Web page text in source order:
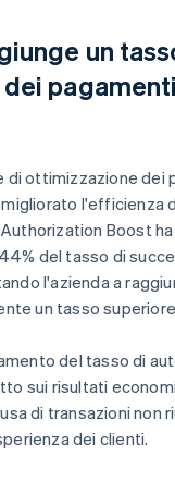
un
di ottimizzazione dei
migliorato l'efficienza
Boost
del tasso di
l'azienda a
un tasso superiore
del tasso di
sui risultati
di transazioni non
dei clienti.